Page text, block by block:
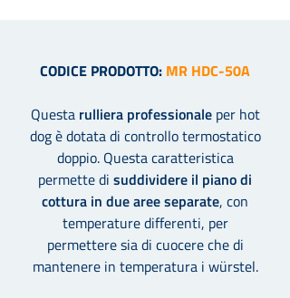
CODICE PRODOTTO: MR HDC-50A
Questa rulliera professionaleper hot
dogè dotata di controllo termostatico
doppio. Questa caratteristica
permette di suddividere il piano di
cottura in due aree separate, con
temperature differenti, per
permettere sia di cuocere che di
mantenere in temperatura i würstel.